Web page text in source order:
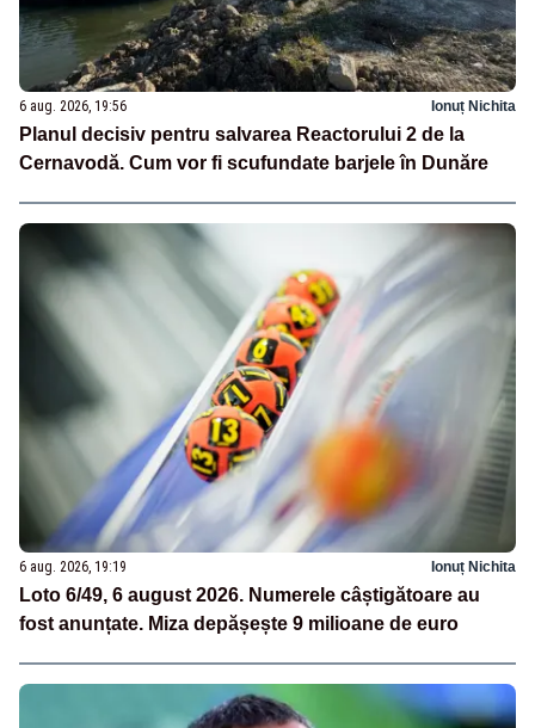
6 aug. 2026, 19:56 Ionuț Nichita
Planul decisiv pentru salvarea Reactorului 2 de la
Cernavodă. Cum vor fi scufundate barjele în Dunăre
6 aug. 2026, 19:19 Ionuț Nichita
Loto 6/49, 6 august 2026. Numerele câștigătoare au
fost anunțate. Miza depășește 9 milioane de euro